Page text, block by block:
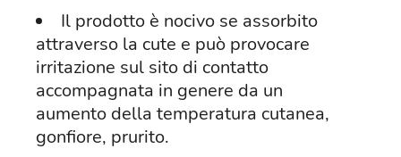
Il prodotto è nocivo se assorbito
attraverso la cute e può provocare
irritazione sul sito di contatto
accompagnata in genere da un
aumento della temperatura cutanea,
gonfiore, prurito.